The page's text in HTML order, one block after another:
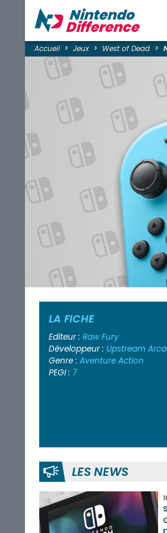
Accueil Jeux West of Dead
LA FICHE
Editeur : Raw Fury
Développeur : Upstream
Genre : Aventure Action
PEGI : 7
LES NEWS